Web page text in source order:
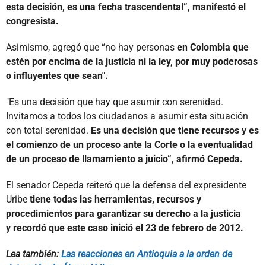
esta decisión, es una fecha trascendental”, manifestó el
congresista.
Asimismo, agregó que “no hay personas en Colombia que
estén por encima de la justicia ni la ley, por muy poderosas
o influyentes que sean".
"Es una decisión que hay que asumir con serenidad.
Invitamos a todos los ciudadanos a asumir esta situación
con total serenidad. Es una decisión que tiene recursos y es
el comienzo de un proceso ante la Corte o la eventualidad
de un proceso de llamamiento a juicio”, afirmó Cepeda.
El senador Cepeda reiteró que la defensa del expresidente
Uribe tiene todas las herramientas, recursos y
procedimientos para garantizar su derecho a la justicia
y recordó que este caso inició el 23 de febrero de 2012.
Lea también: Las reacciones en Antioquia a la orden de